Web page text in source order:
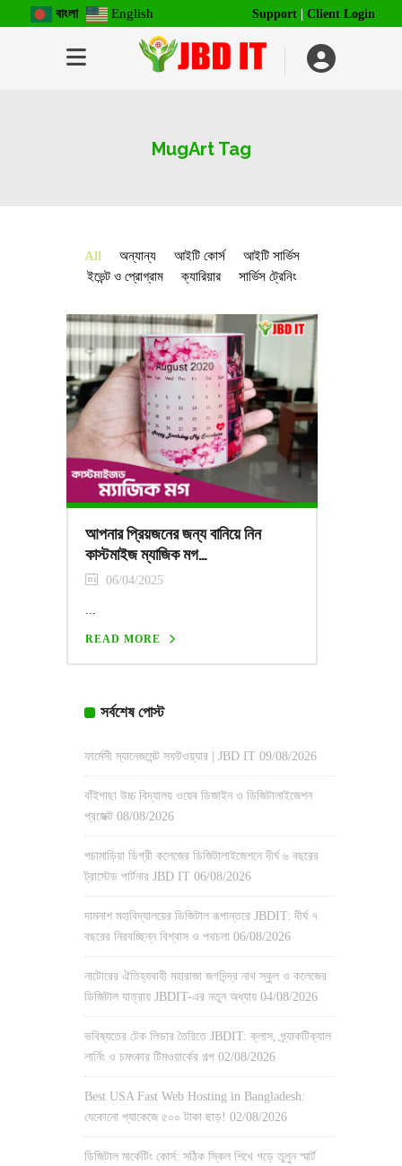
বাংলা English Support Client Login
MugArt Tag
All অন্যান্য আইটি কোর্স
আইটি সার্ভিস
ইভেন্ট ও প্রোগ্রাম
ক্যারিয়ার সার্ভিস ট্রেনিং
আপনার প্রিয়জনের জন্য বানিয়ে নিন
কাস্টমাইজ ম্যাজিক মগ…
06/04/2025
...
READ MORE
সর্বশেষ পোস্ট
ফার্মেসী ম্যানেজমেন্ট সফটওয়্যার | JBD IT 09/08/2026
বাঁইগাছা উচ্চ বিদ্যালয় ওয়েব ডিজাইন ও ডিজিটালাইজেশন
প্রজেক্ট 08/08/2026
পচামাড়িয়া ডিগ্রী কলেজের ডিজিটালাইজেশনে দীর্ঘ ৬ বছরের
ট্রাস্টেড পার্টনার JBD IT 06/08/2026
দামনাশ মহাবিদ্যালয়ের ডিজিটাল রূপান্তরে JBDIT: দীর্ঘ ৭
বছরের নিরবচ্ছিন্ন বিশ্বাস ও পথচলা 06/08/2026
নাটোরের ঐতিহ্যবাহী মহারাজা জগদিন্দ্র নাথ স্কুল ও কলেজের
ডিজিটাল যাত্রায় JBDIT-এর নতুন অধ্যায় 04/08/2026
ভবিষ্যতের টেক লিডার তৈরিতে JBDIT: ক্লাস, প্র্যাকটিক্যাল
লার্নিং ও চমৎকার টিমওয়ার্কের গল্প 02/08/2026
Best USA Fast Web Hosting in Bangladesh:
যেকোনো প্যাকেজে ৫০০ টাকা ছাড়! 02/08/2026
ডিজিটাল মার্কেটিং কোর্স: সঠিক স্কিল শিখে গড়ে তুলুন স্মার্ট